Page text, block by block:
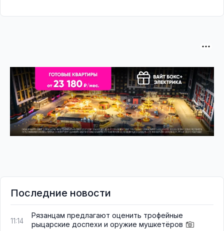
Последние новости
11:14
Рязанцам предлагают оценить трофейные
рыцарские доспехи и оружие мушкетёров